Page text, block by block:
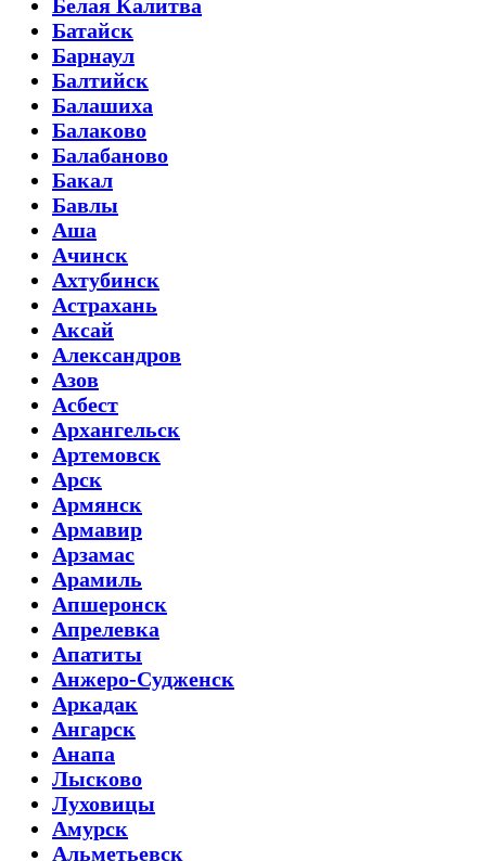
Белая Калитва
Батайск
Барнаул
Балтийск
Балашиха
Балаково
Балабаново
Бакал
Бавлы
Аша
Ачинск
Ахтубинск
Астрахань
Аксай
Александров
Азов
Асбест
Архангельск
Артемовск
Арск
Армянск
Армавир
Арзамас
Арамиль
Апшеронск
Апрелевка
Апатиты
Анжеро-Судженск
Аркадак
Ангарск
Анапа
Лысково
Луховицы
Амурск
Альметьевск